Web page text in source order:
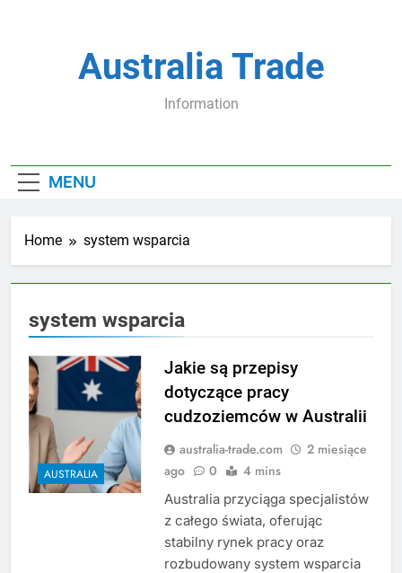
Australia Trade
Information
MENU
Home system wsparcia
system wsparcia
AUSTRALIA
Jakie są przepisy
dotyczące pracy
cudzoziemców w Australii
australia-trade.com
2 miesiące
ago
0 4 mins
Australia przyciąga specjalistów
z całego świata, oferując
stabilny rynek pracy oraz
rozbudowany system wsparcia